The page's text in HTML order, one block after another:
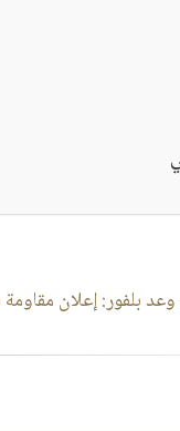
وعد بلفور: إعلان